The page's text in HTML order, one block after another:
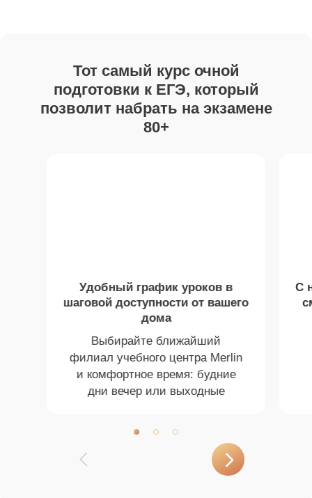
Тот самый курс очной
подготовки к ЕГЭ, который
позволит набрать на экзамене
80+
Удобный график уроков в
шаговой доступности от вашего
дома
Выбирайте ближайший
филиал учебного центра Merlin
и комфортное время: будние
дни вечер или выходные
С